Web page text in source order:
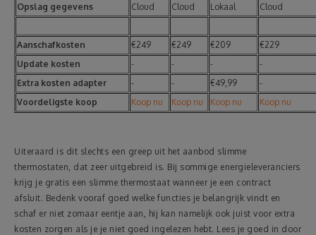
Opslag gegevens
Cloud Cloud Lokaal Cloud
Aanschafkosten €249 €249 €209
€229
Update kosten
- - -
-
Extra kosten adapter
- - €49,99
-
Voordeligste koop
Koop nu Koop nu Koop nu Koop nu
Uiteraard is dit slechts een greep uit het aanbod slimme
thermostaten, dat zeer uitgebreid is. Bij sommige energieleveranciers
krijg je gratis een slimme thermostaat wanneer je een contract
afsluit. Bedenk vooraf goed welke functies je belangrijk vindt en
schaf er niet zomaar eentje aan, hij kan namelijk ook juist voor extra
kosten zorgen als je je niet goed ingelezen hebt. Lees je goed in door